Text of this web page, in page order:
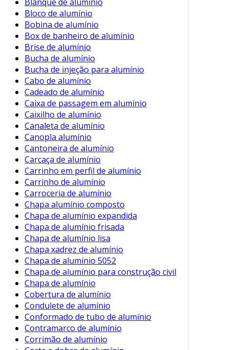
mas que também proporciona uma redução
significativa de custos operacionais e de
matéria-prima.
Além disso, a reciclagem de alumínio é
fundamental em setores como o automotivo e
de embalagens, onde a demanda por produtos
leves e sustentáveis cresce a cada dia. Por
exemplo, ao integrar alumínio reciclado em
suas cadeias produtivas, empresas do setor
automotivo conseguem não só diminuir o peso
dos veículos, resultando em melhor eficiência
de combustível, mas também atendem a
requisitos de sustentabilidade exigidos por
consumidores e reguladores.
É importante ressaltar que investir na
reciclagem de alumínio não é apenas uma
escolha ética, mas também uma estratégia
inteligente para otimização de processos. O
retorno sobre esse investimento se traduz em
economia de energia e materiais, além de
permitir que sua empresa se posicione como
líder em responsabilidade ambiental, uma
característica cada vez mais valorizada no
mercado.
Por fim, convidamos você a conversar com o
time de parceiros do Soluções Industriais para
Bloco de alumínio
Bobina de alumínio
Box de banheiro de alumínio
Brise de alumínio
Bucha de alumínio
Bucha de injeção para alumínio
Cabo de alumínio
Cadeado de alumínio
Caixa de passagem em alumínio
Caixilho de alumínio
Canaleta de alumínio
Canopla alumínio
Cantoneira de alumínio
Carcaça de alumínio
Carrinho em perfil de alumínio
Carrinho de alumínio
Carroceria de alumínio
Chapa alumínio composto
Chapa de alumínio expandida
Chapa de alumínio frisada
Chapa de alumínio lisa
Chapa xadrez de alumínio
Chapa de alumínio 5052
Chapa de alumínio para construção civil
Chapa de alumínio
Cobertura de alumínio
Condulete de alumínio
Conformado de tubo de alumínio
Contramarco de alumínio
Corrimão de alumínio